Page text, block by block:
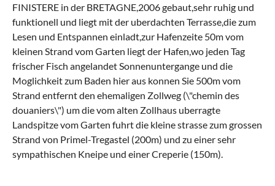
FINISTERE in der BRETAGNE,2006 gebaut,sehr ruhig und
funktionell und liegt mit der uberdachten Terrasse,die zum
Lesen und Entspannen einladt,zur Hafenzeite 50m vom
kleinen Strand vom Garten liegt der Hafen,wo jeden Tag
frischer Fisch angelandet Sonnenuntergange und die
Moglichkeit zum Baden hier aus konnen Sie 500m vom
Strand entfernt den ehemaligen Zollweg (\"chemin des
douaniers\") um die vom alten Zollhaus uberragte
Landspitze vom Garten fuhrt die kleine strasse zum grossen
Strand von Primel-Tregastel (200m) und zu einer sehr
sympathischen Kneipe und einer Creperie (150m).